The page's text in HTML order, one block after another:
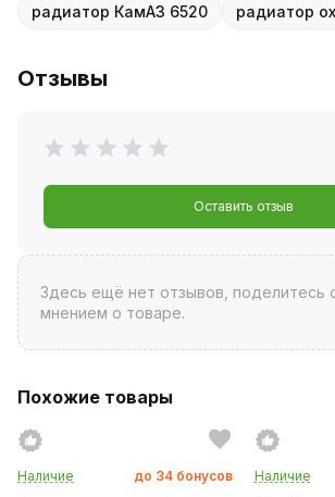
радиатор КамАЗ 6520 радиатор
Отзывы
Оставить отзыв
Здесь ещё нет отзывов, поделитесь
мнением о товаре.
Похожие товары
Наличие до 34 бонусов
Наличие